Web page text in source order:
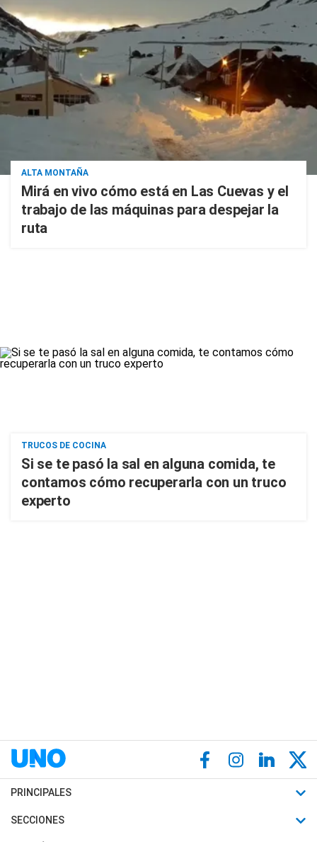
ALTA MONTAÑA
Mirá en vivo cómo está en Las Cuevas y el
trabajo de las máquinas para despejar la
ruta
TRUCOS DE COCINA
Si se te pasó la sal en alguna comida, te
contamos cómo recuperarla con un truco
experto
PRINCIPALES
Últimas Noticias
SECCIONES